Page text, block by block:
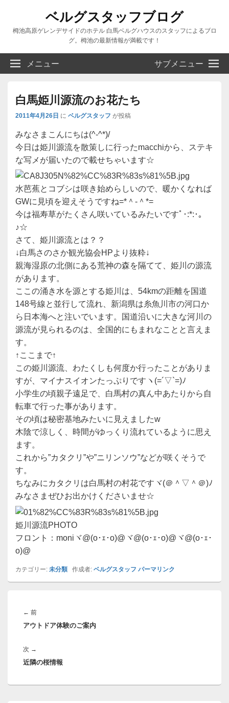
ベルグスタッフブログ
栂池高原ゲレンデサイドのホテル 白馬ベルグハウスのスタッフによるブロ
グ。栂池の最新情報が満載です！
メニュー サブメニュー
白馬姫川源流のお花たち
2011年4月26日 に ベルグスタッフ が投稿
みなさまこんにちは(^-^*)/
今日は姫川源流を散策しに行ったmacchiから、ステキ
な写メが届いたので載せちゃいます☆
水芭蕉とコブシは咲き始めらしいので、暖かくなれば
GWに見頃を迎えそうですね=*＾-＾*=
今は福寿草がたくさん咲いているみたいですﾟ･:*:･｡
♪☆
さて、姫川源流とは？？
↓白馬さのさか観光協会HPより抜粋↓
親海湿原の北側にある荒神の森を隔てて、姫川の源流
があります。
ここの涌き水を源とする姫川は、54kmの距離を国道
148号線と並行して流れ、新潟県は糸魚川市の河口か
ら日本海へと注いでいます。国道沿いに大きな河川の
源流が見られるのは、全国的にもまれなことと言えま
す。
↑ここまで↑
この姫川源流、わたくしも何度か行ったことがありま
すが、マイナスイオンたっぷりですヽ(=´▽`=)ﾉ
小学生の頃親子遠足で、白馬村の真ん中あたりから自
転車で行った事があります。
その頃は秘密基地みたいに見えましたw
木陰で涼しく、時間がゆっくり流れているように思え
ます。
これから”カタクリ”や”ニリンソウ”などが咲くそうで
す。
ちなみにカタクリは白馬村の村花ですヾ(＠＾▽＾＠)ﾉ
みなさまぜひお出かけくださいませ☆
姫川源流PHOTO
フロント：moniヾ@(o･ｪ･o)@ヾ@(o･ｪ･o)@ヾ@(o･ｪ･
o)@
カテゴリー: 未分類 作成者: ベルグスタッフ パーマリンク
稿
ナ
ゲ
ー
シ
← 前前
の
アウトドア体験のご案内
次 →
の
近隣の桜情報